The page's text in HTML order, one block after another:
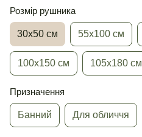
Розмір рушника
30х50 см 55х100 см
100х150 см 105х180 см
Призначення
Банний Для обличчя